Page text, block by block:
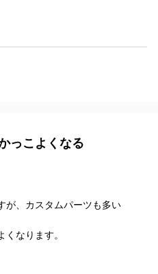
っこよくなる
が、カスタムパーツも多い
なります。